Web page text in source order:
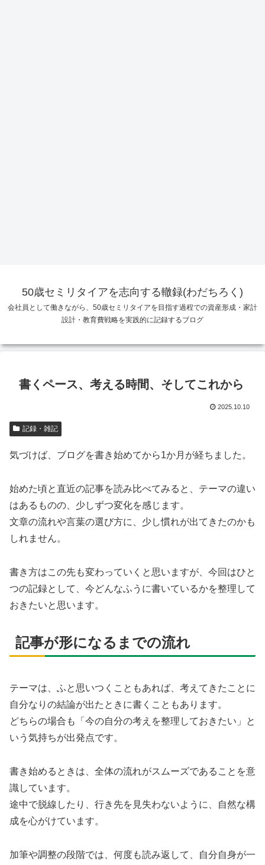
50歳セミリタイアを志向する轍録(わだちろく)
会社員として働きながら、50歳セミリタイアを目指す過程での資産形成・家計
設計・教育費戦略を実践的に記録するブログ
書くペース、考える時間、そしてこれから
2025.10.10
記録・雑記
気づけば、ブログを書き始めてから1か月が経ちました。
始めた頃と直近の記事を読み比べてみると、テーマの違い
はあるものの、少しずつ変化を感じます。
文章の流れや言葉の選び方に、少し慣れが出てきたのかも
しれません。
書き方はこの先も変わっていくと思いますが、今回はひと
つの記録として、今どんなふうに書いているかを整理して
おきたいと思います。
記事が形になるまでの流れ
テーマは、ふと思いつくこともあれば、考えてきたことに
自分なりの結論が出たときに書くこともあります。
どちらの場合も「今の自分の考えを整理しておきたい」と
いう気持ちが出発点です。
書き始めるときは、全体の流れがスムーズであることを意
識しています。
途中で脱線したり、行き先を見失わないように、自然な構
成を心がけています。
加筆や調整の段階では、何度も読み返して、自分自身が一